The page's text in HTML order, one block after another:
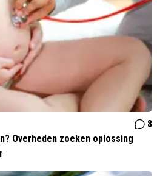
8
Overheden zoeken oplossing